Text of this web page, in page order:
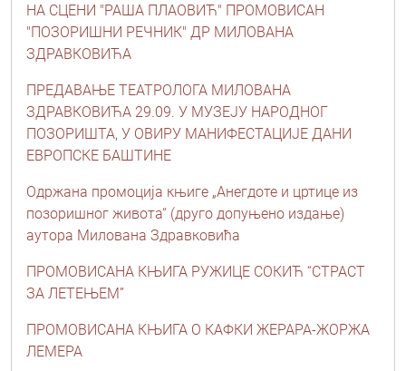
НА СЦЕНИ "РАША ПЛАОВИЋ" ПРОМОВИСАН
"ПОЗОРИШНИ РЕЧНИК" ДР МИЛОВАНА
ЗДРАВКОВИЋА
ПРЕДАВАЊЕ ТЕАТРОЛОГА МИЛОВАНА
ЗДРАВКОВИЋА 29.09. У МУЗЕЈУ НАРОДНОГ
ПОЗОРИШТА, У ОВИРУ МАНИФЕСТАЦИЈЕ ДАНИ
ЕВРОПСКЕ БАШТИНЕ
Одржана промоција књиге „Анегдоте и цртице из
позоришног живота“ (друго допуњено издање)
аутора Милована Здравковића
ПРОМОВИСАНА КЊИГА РУЖИЦЕ СОКИЋ “СТРАСТ
ЗА ЛЕТЕЊЕМ”
ПРОМОВИСАНА КЊИГА O КАФКИ ЖЕРАРА-ЖОРЖА
ЛЕМЕРА